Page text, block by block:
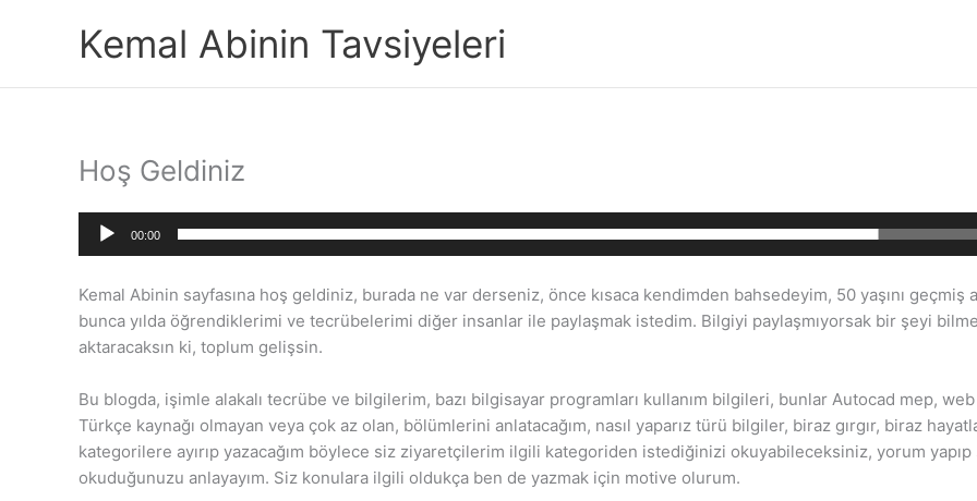
Kemal Abinin Tavsiyeleri
Hoş Geldiniz
Ses
00:00
Kemal Abinin sayfasına hoş geldiniz, burada ne var derseniz, önce kısaca kendimden bahsedeyim, 50 yaşını geçmiş
bunca yılda öğrendiklerimi ve tecrübelerimi diğer insanlar ile paylaşmak istedim. Bilgiyi paylaşmıyorsak bir şeyi
aktaracaksın ki, toplum gelişsin.
Bu blogda, işimle alakalı tecrübe ve bilgilerim, bazı bilgisayar programları kullanım bilgileri, bunlar Autocad mep,
Türkçe kaynağı olmayan veya çok az olan, bölümlerini anlatacağım, nasıl yaparız türü bilgiler, biraz gırgır, biraz hayatla
kategorilere ayırıp yazacağım böylece siz ziyaretçilerim ilgili kategoriden istediğinizi okuyabileceksiniz, yorum
okuduğunuzu anlayayım. Siz konulara ilgili oldukça ben de yazmak için motive olurum.